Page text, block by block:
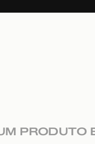
PRODUTO